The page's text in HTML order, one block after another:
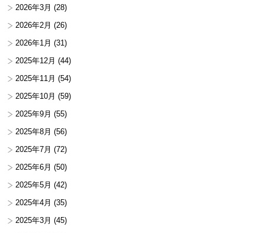
2026年3月 (28)
2026年2月 (26)
2026年1月 (31)
2025年12月 (44)
2025年11月 (54)
2025年10月 (59)
2025年9月 (55)
2025年8月 (56)
2025年7月 (72)
2025年6月 (50)
2025年5月 (42)
2025年4月 (35)
2025年3月 (45)